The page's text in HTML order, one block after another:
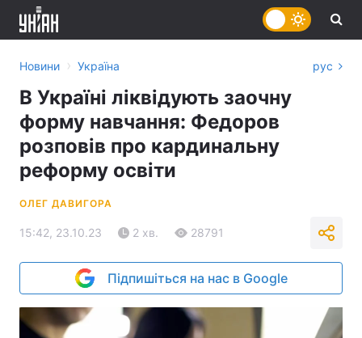
Новини › Україна рус
В Україні ліквідують заочну
форму навчання: Федоров
розповів про кардинальну
реформу освіти
ОЛЕГ ДАВИГОРА
15:42, 23.10.23 2 хв. 28791
Підпишіться на нас в Google